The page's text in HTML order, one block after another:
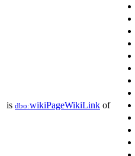
is dbo:wikiPageWikiLink of